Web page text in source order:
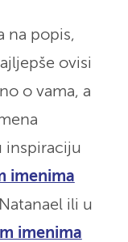
na popis,
ovisi
o vama, a
inspiraciju
imenima
ili u
imenima